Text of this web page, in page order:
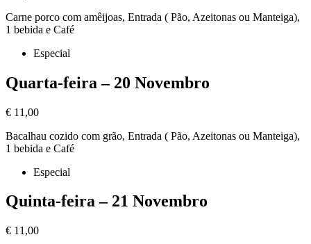
Carne porco com amêijoas, Entrada ( Pão, Azeitonas ou Manteiga),
1 bebida e Café
Especial
Quarta-feira – 20 Novembro
€ 11,00
Bacalhau cozido com grão, Entrada ( Pão, Azeitonas ou Manteiga),
1 bebida e Café
Especial
Quinta-feira – 21 Novembro
€ 11,00